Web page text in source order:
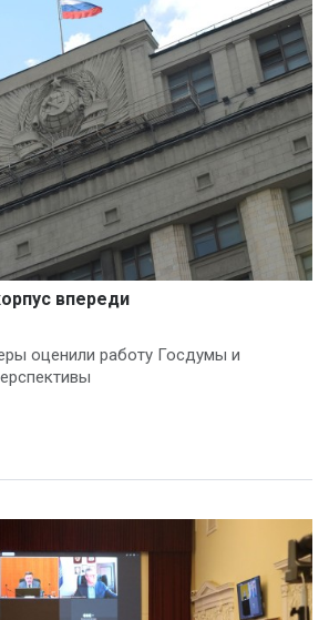
впереди
оценили работу Госдумы и